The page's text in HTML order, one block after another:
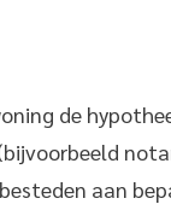
de
aan